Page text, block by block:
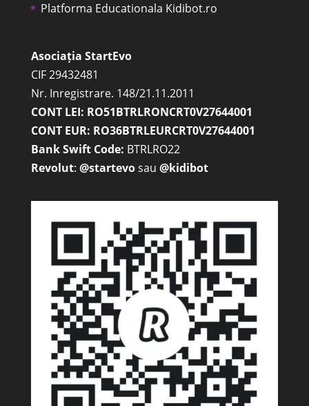
Platforma Educationala Kidibot.ro
Asociația StartEvo
CIF 29432481
Nr. Inregistrare. 148/21.11.2011
CONT LEI: RO51BTRLRONCRT0V27644001
CONT EUR: RO36BTRLEURCRT0V27644001
Bank Swift Code: BTRLRO22
Revolut: @startevosau @kidibot